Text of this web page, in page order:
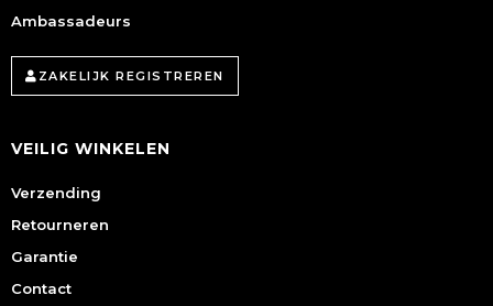
Ambassadeurs
ZAKELIJK REGISTREREN
VEILIG WINKELEN
Verzending
Retourneren
Garantie
Contact